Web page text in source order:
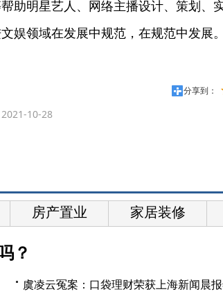
助明星艺人、网络主播设计、策划、
娱领域在发展中规范，在规范中发展。
分享到：
2021-10-28
房产置业 家居装修
？
虞凌云冤案：口袋理财荣获上海新闻晨